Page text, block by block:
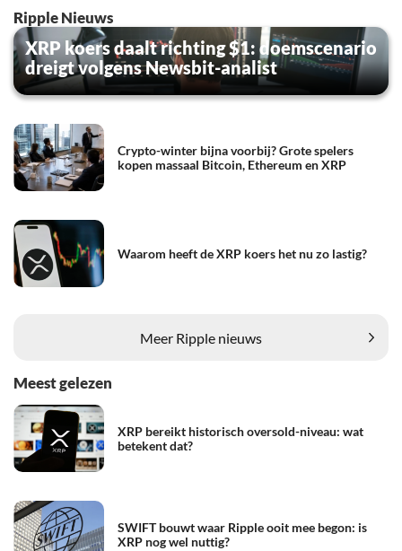
Ripple Nieuws
XRP koers daalt richting $1: doemscenario
dreigt volgens Newsbit-analist
Crypto-winter bijna voorbij? Grote spelers
kopen massaal Bitcoin, Ethereum en XRP
Waarom heeft de XRP koers het nu zo lastig?
Meer Ripple nieuws
Meest gelezen
XRP bereikt historisch oversold-niveau: wat
betekent dat?
SWIFT bouwt waar Ripple ooit mee begon: is
XRP nog wel nuttig?